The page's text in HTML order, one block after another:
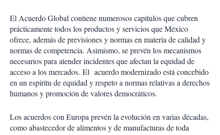
El Acuerdo Global contiene numerosos capítulos que cubren
prácticamente todos los productos y servicios que México
ofrece, además de previsiones y normas en materia de calidad y
normas de competencia. Asimismo, se prevén los mecanismos
necesarios para atender incidentes que afectan la equidad de
acceso a los mercados. El acuerdo modernizado está concebido
en un espíritu de equidad y respeto a normas relativas a derechos
humanos y promoción de valores democráticos.
Los acuerdos con Europa prevén la evolución en varias décadas,
como abastecedor de alimentos y de manufacturas de toda